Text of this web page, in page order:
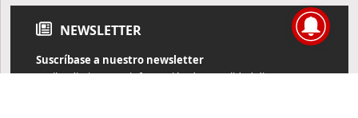
NEWSLETTER
Suscríbase a nuestro newsletter
Reciba diariamente información de actualidad directamente en